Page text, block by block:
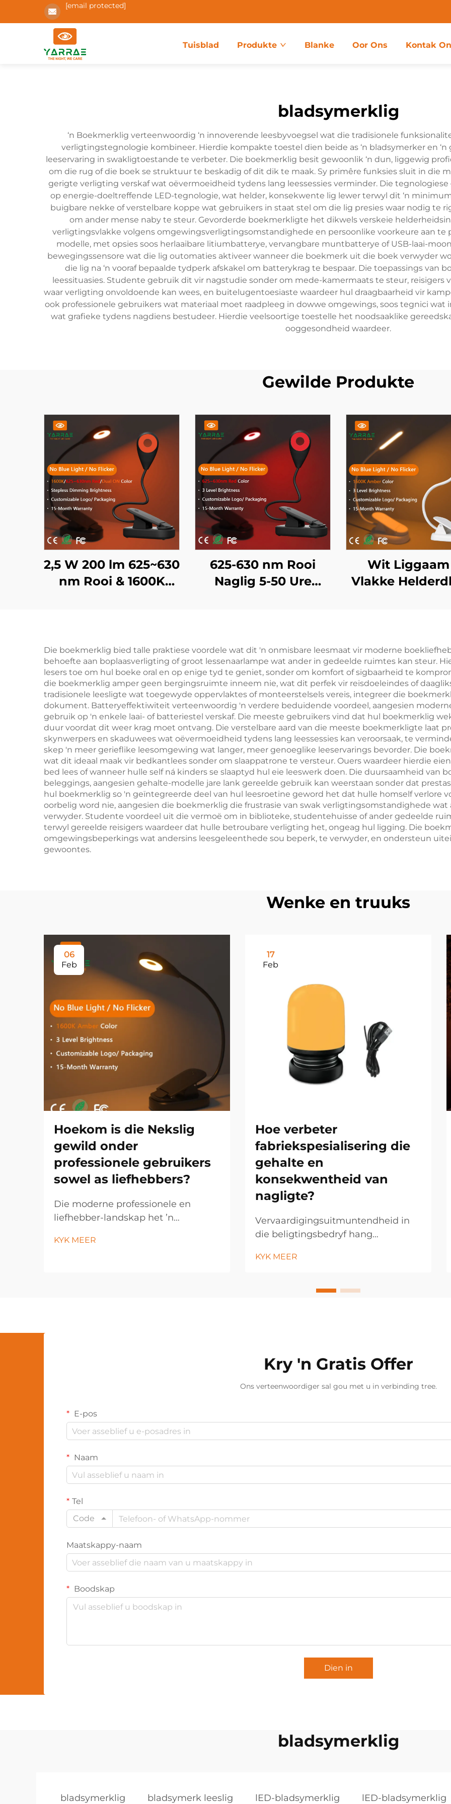
[email protected]
Tuisblad Produkte Blanke Oor Ons Kontak
bladsymerklig
‘n Boekmerklig verteenwoordig ‘n innoverende leesbyvoegsel wat die tradisionele
verligtingstegnologie kombineer. Hierdie kompakte toestel dien beide as ‘n bladsymerker en
leeservaring in swakligtoestande te verbeter. Die boekmerklig besit gewoonlik ‘n dun, liggewig
om die rug of die boek se struktuur te beskadig of dit dik te maak. Sy primêre funksies sluit in die
gerigte verligting verskaf wat oëvermoeidheid tydens lang leessessies verminder. Die
op energie-doeltreffende LED-tegnologie, wat helder, konsekwente lig lewer terwyl dit ‘n
buigbare nekke of verstelbare koppe wat gebruikers in staat stel om die lig presies waar nodig te
om ander mense naby te steur. Gevorderde boekmerkligte het dikwels verskeie
verligtingsvlakke volgens omgewingsverligtingsomstandighede en persoonlike voorkeure aan te
modelle, met opsies soos herlaaibare litiumbatterye, vervangbare muntbatterye of USB-laai-
bewegingssensore wat die lig outomaties aktiveer wanneer die boekmerk uit die boek verwyder
die lig na ‘n vooraf bepaalde tydperk afskakel om batterykrag te bespaar. Die toepassings van
leessituasies. Studente gebruik dit vir nagstudie sonder om mede-kamermaats te steur,
waar verligting onvoldoende kan wees, en buitelugentoesiaste waardeer hul draagbaarheid vir
ook professionele gebruikers wat materiaal moet raadpleeg in dowwe omgewings, soos tegnici wat
wat grafieke tydens nagdiens bestudeer. Hierdie veelsoortige toestelle het noodsaaklike
ooggesondheid waardeer.
Gewilde Produkte
2,5 W 200 lm 625~630
nm Rooi & 1600K
625-630 nm Rooi
Naglig 5-50 Ure
Uur USB Herlaai
Wit Liggaam
Vlakke
Amberkleur
Boekleeslig
Die boekmerklig bied talle praktiese voordele wat dit 'n onmisbare leesmaat vir moderne
behoefte aan boplaasverligting of groot lessenaarlampe wat ander in gedeelde ruimtes kan steur.
lesers toe om hul boeke oral en op enige tyd te geniet, sonder om komfort of sigbaarheid te
die boekmerklig amper geen bergingsruimte inneem nie, wat dit perfek vir reisdoeleindes of
tradisionele leesligte wat toegewyde oppervlaktes of monteerstelsels vereis, integreer die
dokument. Batteryeffektiwiteit verteenwoordig 'n verdere beduidende voordeel, aangesien
gebruik op 'n enkele laai- of batteriestel verskaf. Die meeste gebruikers vind dat hul boekmerklig
duur voordat dit weer krag moet ontvang. Die verstelbare aard van die meeste boekmerkligte laat
skynwerpers en skaduwees wat oëvermoeidheid tydens lang leessessies kan veroorsaak, te
skep 'n meer gerieflike leesomgewing wat langer, meer genoeglike leeservarings bevorder. Die
wat dit ideaal maak vir bedkantlees sonder om slaappatrone te versteur. Ouers waardeer hierdie
bed lees of wanneer hulle self ná kinders se slaaptyd hul eie leeswerk doen. Die duursaamheid
beleggings, aangesien gehalte-modelle jare lank gereelde gebruik kan weerstaan sonder dat
hul boekmerklig so 'n geïntegreerde deel van hul leesroetine geword het dat hulle homself verlore
oorbelig word nie, aangesien die boekmerklig die frustrasie van swak verligtingsomstandighede wat
verwyder. Studente voordeel uit die vermoë om in biblioteke, studentehuisse of ander gedeelde
terwyl gereelde reisigers waardeer dat hulle betroubare verligting het, ongeag hul ligging. Die
omgewingsbeperkings wat andersins leesgeleenthede sou beperk, te verwyder, en ondersteun
gewoontes.
Wenke en truuks
06
Feb
Hoekom is die Nekslig
gewild onder
professionele gebruikers
sowel as liefhebbers?
Die moderne professionele en
liefhebber-landskap het ’n
vry verligtingsoplossings beleef, met
KYK MEER
17
Feb
Hoe verbeter
fabriekspesialisering die
gehalte en
konsekwentheid van
nagligte?
Vervaardigingsuitmuntendheid in
die beligtingsbedryf hang
fabriekspesialiseringsstrategieë wat
konsekwente produkresultate
KYK MEER
Kry 'n Gratis Offer
Ons verteenwoordiger sal gou met u in verbinding tree.
E-pos
Naam
Tel
Code
Maatskappy-naam
Boodskap
Dien in
bladsymerklig
bladsymerklig bladsymerk leeslig lED-bladsymerklig lED-bladsymerklig